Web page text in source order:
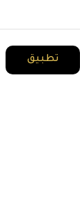
تطبيق